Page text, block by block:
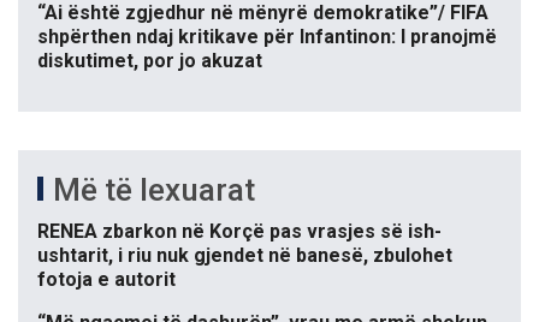
“Ai është zgjedhur në mënyrë demokratike”/ FIFA
shpërthen ndaj kritikave për Infantinon: I pranojmë
diskutimet, por jo akuzat
Më të lexuarat
RENEA zbarkon në Korçë pas vrasjes së ish-
ushtarit, i riu nuk gjendet në banesë, zbulohet
fotoja e autorit